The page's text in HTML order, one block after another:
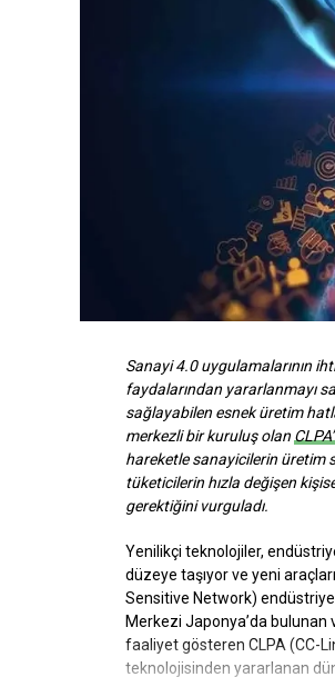
Sanayi 4.0 uygulamalarının
faydalarından yararlanmayı
sağlayabilen esnek üretim
merkezli bir kuruluş olan
hareketle sanayicilerin üretim
tüketicilerin hızla değişen
gerektiğini vurguladı.
Yenilikçi teknolojiler,
düzeye taşıyor ve yeni
Sensitive Network)
Merkezi Japonya’da bulunan
faaliyet gösteren CLPA (CC-
teknolojisinden yararlanan